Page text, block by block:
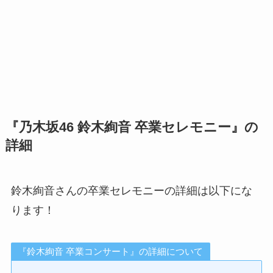
『乃木坂46 鈴木絢音 卒業セレモニー』の
詳細
鈴木絢音さんの卒業セレモニーの詳細は以下にな
ります！
『鈴木絢音 卒業コンサート』の詳細について